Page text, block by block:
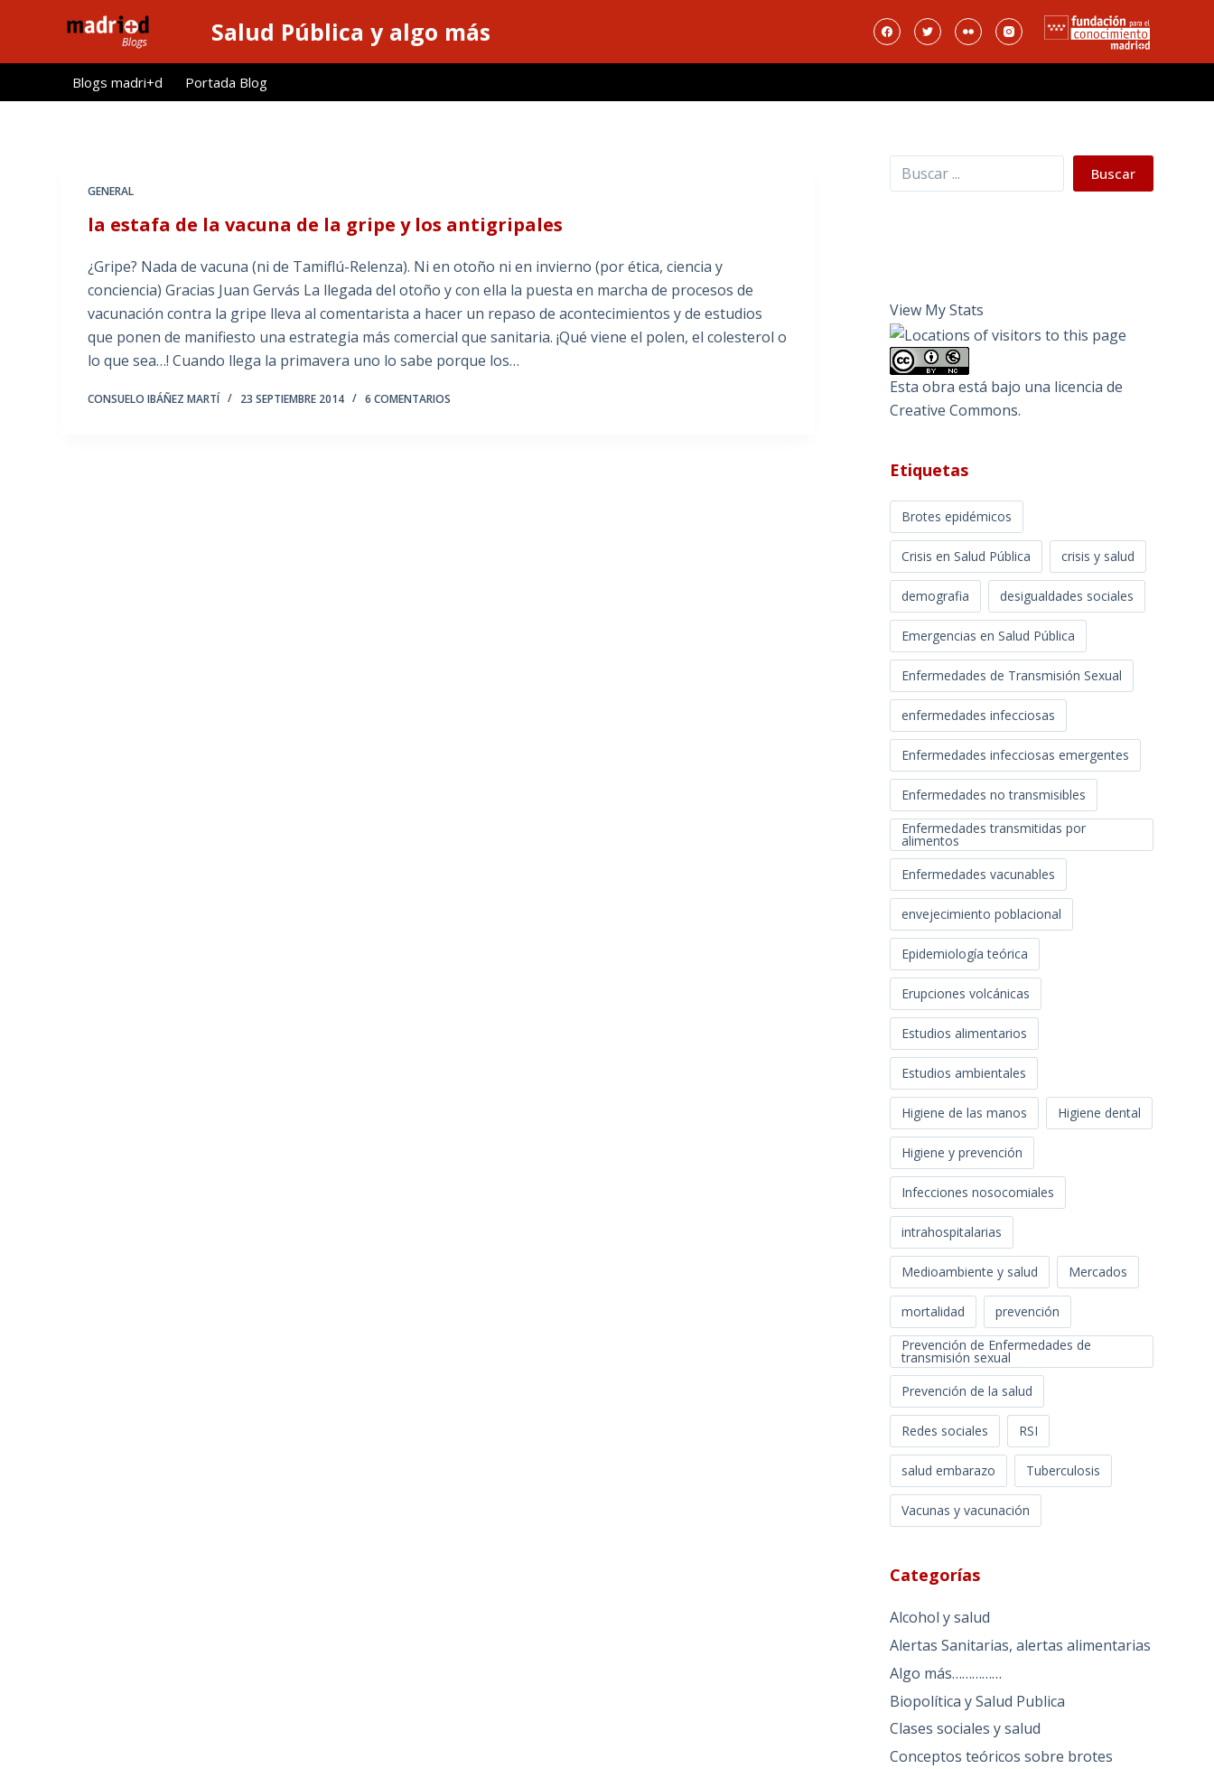
l
Salud Pública y algo más
Blogs madri+d Portada Blog
GENERAL
la estafa de la vacuna de la gripe y los antigripales
¿Gripe? Nada de vacuna (ni de Tamiflú-Relenza). Ni en otoño ni en invierno (por ética, ciencia y
conciencia) Gracias Juan Gervás La llegada del otoño y con ella la puesta en marcha de procesos de
vacunación contra la gripe lleva al comentarista a hacer un repaso de acontecimientos y de estudios
que ponen de manifiesto una estrategia más comercial que sanitaria. ¡Qué viene el polen, el colesterol o
lo que sea…! Cuando llega la primavera uno lo sabe porque los…
CONSUELO IBÁÑEZ MARTÍ 23 SEPTIEMBRE 2014 6 COMENTARIOS
Buscar Buscar
View My Stats
Esta obra está bajo una licencia de
Creative Commons.
Etiquetas
Brotes epidémicos
Crisis en Salud Pública crisis y salud
demografia desigualdades sociales
Emergencias en Salud Pública
Enfermedades de Transmisión Sexual
enfermedades infecciosas
Enfermedades infecciosas emergentes
Enfermedades no transmisibles
Enfermedades transmitidas por
alimentos
Enfermedades vacunables
envejecimiento poblacional
Epidemiología teórica
Erupciones volcánicas
Estudios alimentarios
Estudios ambientales
Higiene de las manos Higiene dental
Higiene y prevención
Infecciones nosocomiales
intrahospitalarias
Medioambiente y salud Mercados
mortalidad
prevención
Prevención de Enfermedades de
transmisión sexual
Prevención de la salud
Redes sociales RSI
salud embarazo Tuberculosis
Vacunas y vacunación
Categorías
Alcohol y salud
Alertas Sanitarias, alertas alimentarias
Algo más……………
Biopolítica y Salud Publica
Clases sociales y salud
Conceptos teóricos sobre brotes